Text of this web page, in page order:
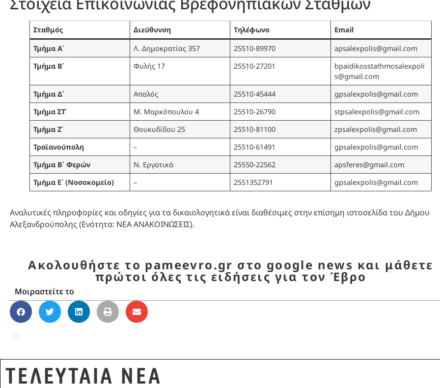
Σταθμός Διεύθυνση Τηλέφωνο
Email
Τμήμα Α΄
Λ. Δημοκρατίας 357 25510-89970
apsalexpolis@gmail.com
Τμήμα Β΄
Φυλής 17 25510-27201
bpaidikosstathmosalexpoli
s@gmail.com
Τμήμα Δ΄
Απαλός 25510-45444
gpsalexpolis@gmail.com
Τμήμα ΣΤ΄
Μ. Μαρκόπουλου 4 25510-26790
stpsalexpolis@gmail.com
Τμήμα Ζ΄
Θουκυδίδου 25 25510-81100
zpsalexpolis@gmail.com
Τραϊανούπολη
– 25510-61491
gpsalexpolis@gmail.com
Τμήμα Β΄ Φερών
Ν. Εργατικά 25550-22562
apsferes@gmail.com
Τμήμα Ε΄ (Νοσοκομείο)
– 2551352791 gpsalexpolis@gmail.com
Αναλυτικές πληροφορίες και οδηγίες για τα δικαιολογητικά είναι διαθέσιμες στην επίσημη ιστοσελίδα του Δήμου
Αλεξανδρούπολης (Ενότητα: ΝΕΑ ΑΝΑΚΟΙΝΩΣΕΙΣ).
Ακολουθήστε το pameevro.gr στο google news και μάθετε
πρώτοι όλες τις ειδήσεις για τον Έβρο
Μοιραστείτε το
ΤΕΛΕΥΤΑΙΑ ΝΕΑ